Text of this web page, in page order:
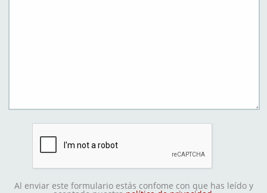
Al enviar este formulario estás confome con que has leído y